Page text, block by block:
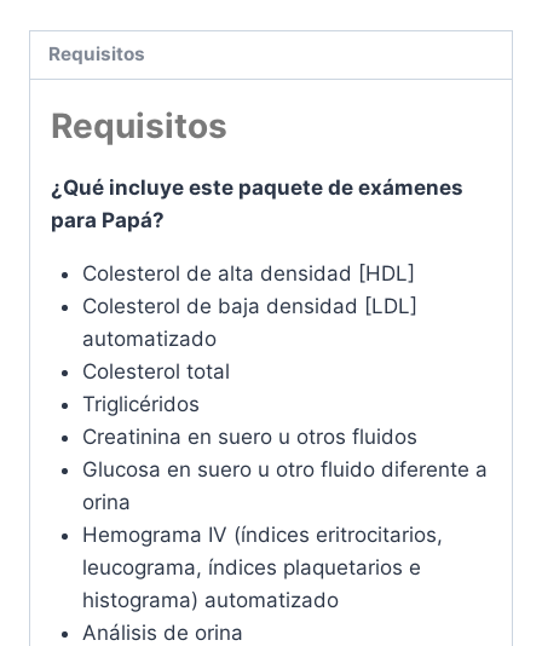
Requisitos
Requisitos
¿Qué incluye este paquete de exámenes
para Papá?
Colesterol de alta densidad [HDL]
Colesterol de baja densidad [LDL]
automatizado
Colesterol total
Triglicéridos
Creatinina en suero u otros fluidos
Glucosa en suero u otro fluido diferente a
orina
Hemograma IV (índices eritrocitarios,
leucograma, índices plaquetarios e
histograma) automatizado
Análisis de orina